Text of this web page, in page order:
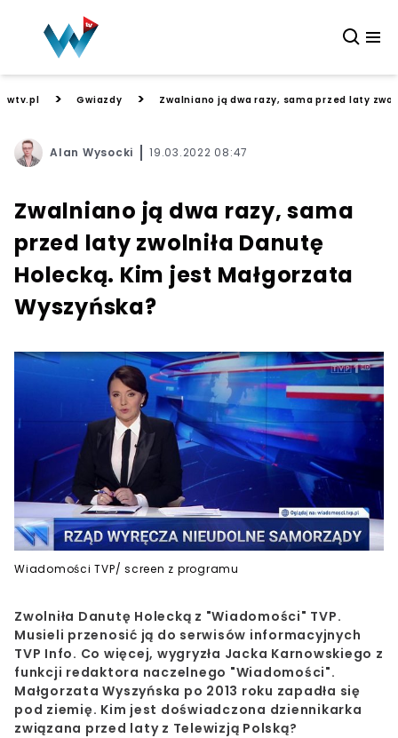
wtv.pl > Gwiazdy > Zwalniano ją dwa razy, sama przed laty
Alan Wysocki 19.03.2022 08:47
Zwalniano ją dwa razy, sama
przed laty zwolniła Danutę
Holecką. Kim jest Małgorzata
Wyszyńska?
Wiadomości TVP/ screen z programu
Zwolniła Danutę Holecką z "Wiadomości" TVP.
Musieli przenosić ją do serwisów informacyjnych
TVP Info. Co więcej, wygryzła Jacka Karnowskiego z
funkcji redaktora naczelnego "Wiadomości".
Małgorzata Wyszyńska po 2013 roku zapadła się
pod ziemię. Kim jest doświadczona dziennikarka
związana przed laty z Telewizją Polską?